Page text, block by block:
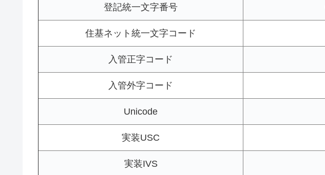
登記統一文字番号
住基ネット統一文字コード
入管正字コード
入管外字コード
Unicode
実装USC
実装IVS